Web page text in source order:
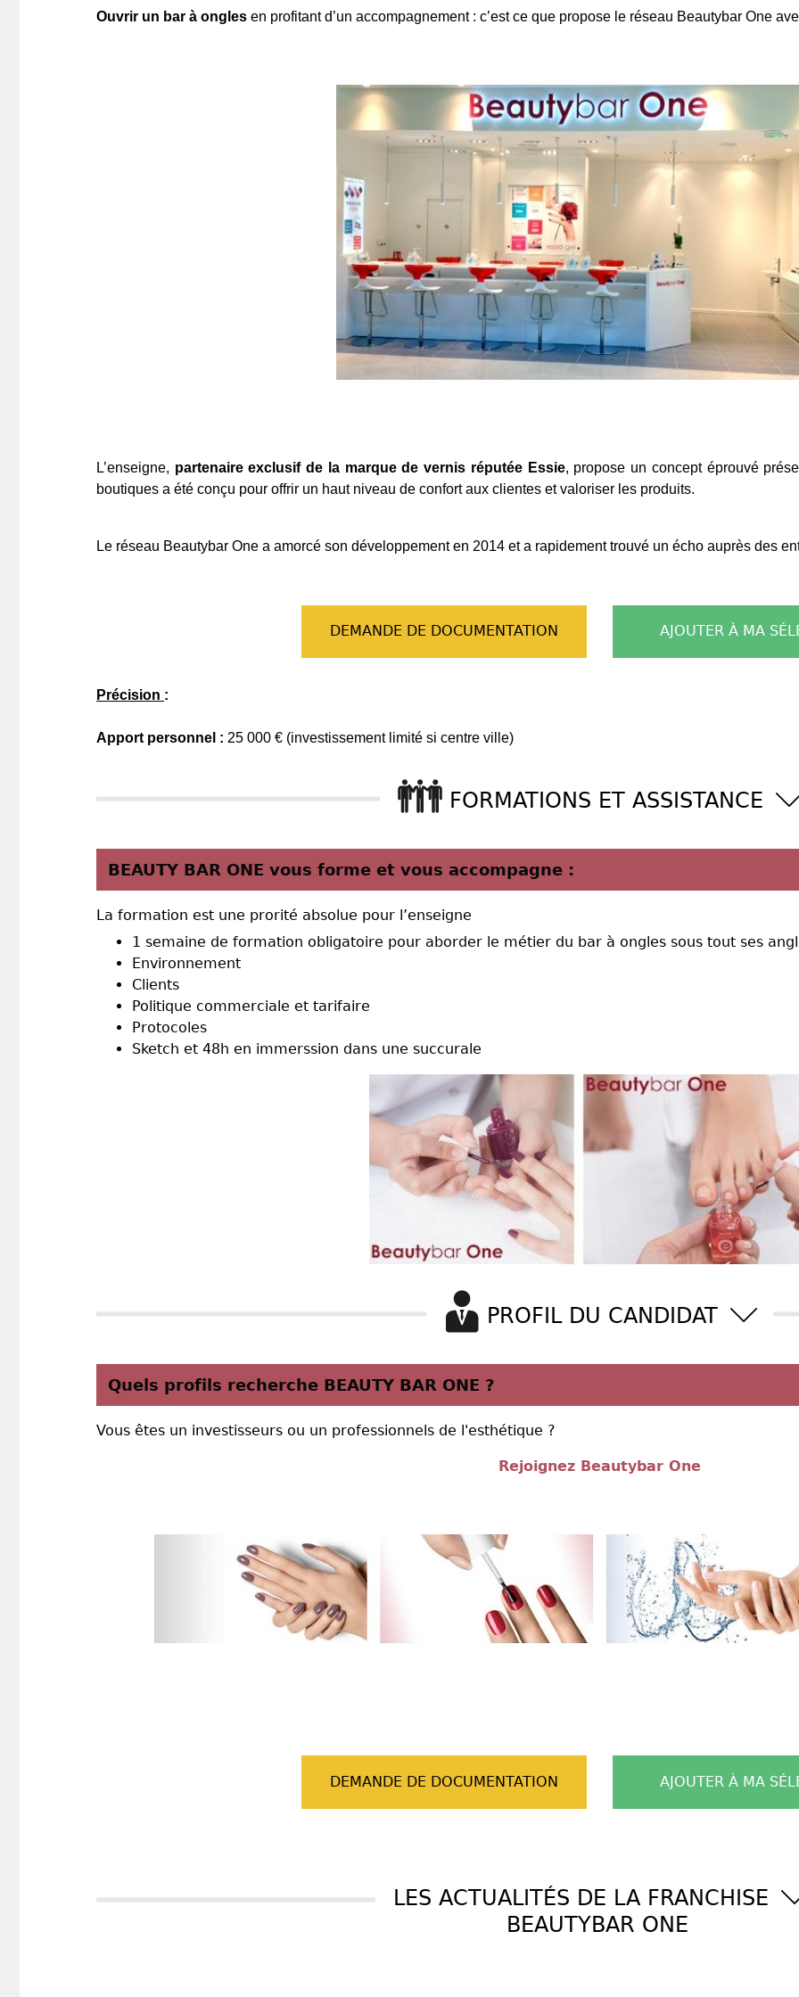
Ouvrir un bar à ongles en profitant d’un accompagnement : c’est ce que propose le réseau Beautybar One
L’enseigne, partenaire exclusif de la marque de vernis réputée Essie, propose un concept éprouvé
boutiques a été conçu pour offrir un haut niveau de confort aux clientes et valoriser les produits.
Le réseau Beautybar One a amorcé son développement en 2014 et a rapidement trouvé un écho auprès des
DEMANDE DE DOCUMENTATION AJOUTER À MA
Précision :
Apport personnel : 25 000 € (investissement limité si centre ville)
FORMATIONS ET ASSISTANCE
BEAUTY BAR ONE vous forme et vous accompagne :
La formation est une prorité absolue pour l’enseigne
1 semaine de formation obligatoire pour aborder le métier du bar à ongles sous tout ses
Environnement
Clients
Politique commerciale et tarifaire
Protocoles
Sketch et 48h en immerssion dans une succurale
PROFIL DU CANDIDAT
Quels profils recherche BEAUTY BAR ONE ?
Vous êtes un investisseurs ou un professionnels de l'esthétique ?
Rejoignez Beautybar One
DEMANDE DE DOCUMENTATION AJOUTER À MA
LES ACTUALITÉS DE LA FRANCHISE
BEAUTYBAR ONE